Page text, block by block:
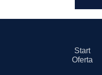
Start
Oferta